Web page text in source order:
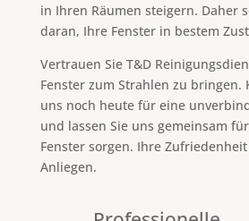
in Ihren Räumen steigern. Daher
daran, Ihre Fenster in bestem
Vertrauen Sie T&D
Fenster zum Strahlen zu bringen.
uns noch heute für eine
und lassen Sie uns gemeinsam
Fenster sorgen. Ihre
Anliegen.